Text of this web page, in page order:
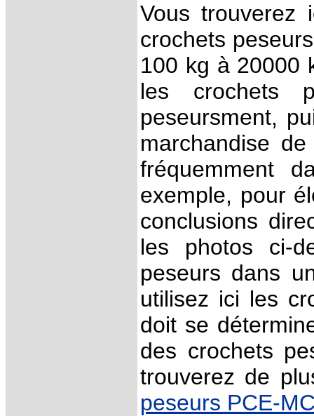
Vous trouverez
crochets
100 kg à 20000
les crochets
peseursment,
marchandise
fréquemment
exemple, pour
conclusions
les photos ci-
peseurs dans
utilisez ici les
doit se
des crochets
trouverez de
peseurs PCE-